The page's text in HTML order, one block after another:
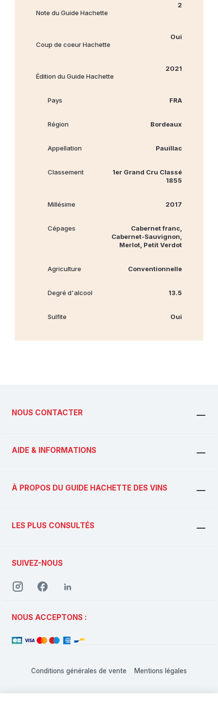
Note du Guide Hachette
2
Coup de coeur Hachette
Oui
Édition du Guide Hachette
2021
Pays FRA
Région Bordeaux
Appellation Pauillac
Classement
1er Grand Cru Classé
1855
Millésime 2017
Cépages
Cabernet franc,
Cabernet‐Sauvignon,
Merlot, Petit Verdot
Agriculture Conventionnelle
Degré d'alcool 13.5
Sulfite Oui
NOUS CONTACTER
AIDE & INFORMATIONS
À PROPOS DU GUIDE HACHETTE DES VINS
LES PLUS CONSULTÉS
SUIVEZ-NOUS
NOUS ACCEPTONS :
Conditions générales de vente Mentions légales